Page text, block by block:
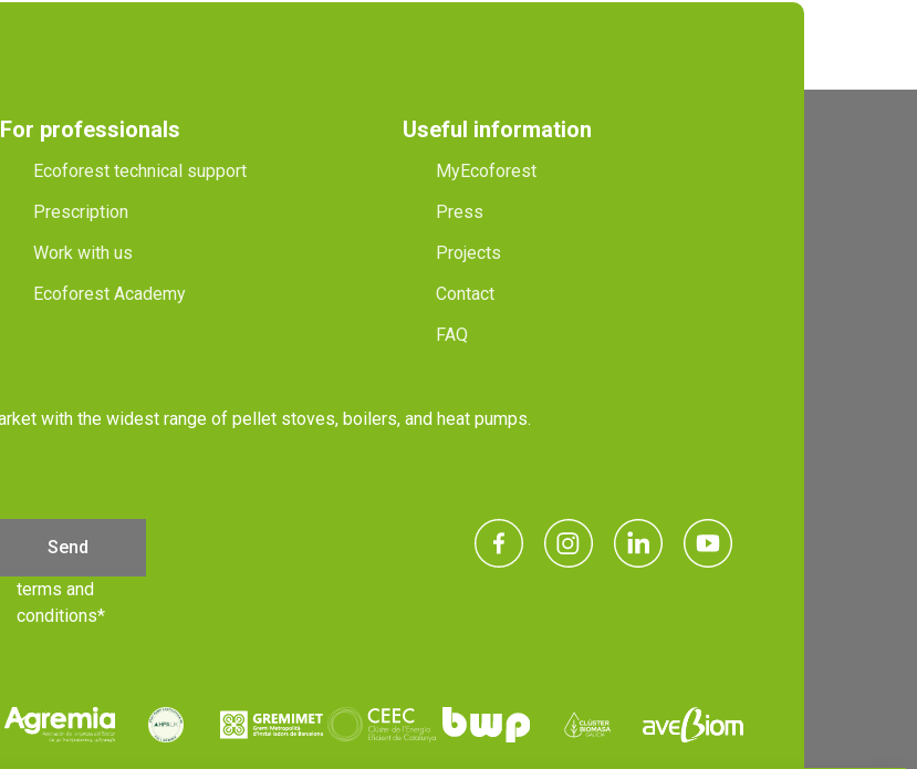
For professionals
Ecoforest technical support
Prescription
Work with us
Ecoforest Academy
Useful information
MyEcoforest
Press
Projects
Contact
FAQ
with the widest range of pellet stoves, boilers, and heat pumps.
terms and
conditions*